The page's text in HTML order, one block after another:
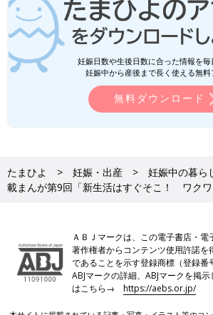
妊娠日数や生後日数に合った情報を毎
妊娠中から産後まで長く使える無料
無料ダウンロード
たまひよ 妊娠・出産 妊娠中の暮ら
載まんが第9回「新生活はすぐそこ！ ワクワ
ＡＢＪマークは、この電子書店・電
著作権者からコンテンツ使用許諾を
であることを示す登録商標（登録番
ABJマークの詳細、ABJマークを掲
はこちら→https://aebs.or.jp/